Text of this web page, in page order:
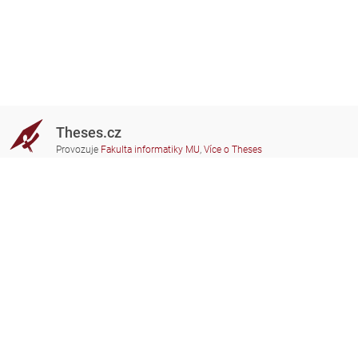
Theses.cz
Provozuje Fakulta informatiky MU, Více o Theses